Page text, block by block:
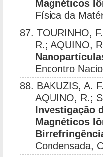
Magnéticos
Física da
87. TOURINHO,
R.; AQUINO,
Encontro
88. BAKUZIS, A.
AQUINO, R.;
Investigação
Magnéticos
Condensada,